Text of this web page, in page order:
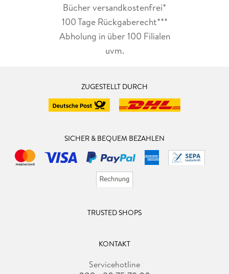
Bücher versandkostenfrei*
100 Tage Rückgaberecht***
Abholung in über 100 Filialen
uvm.
ZUGESTELLT DURCH
SICHER & BEQUEM BEZAHLEN
TRUSTED SHOPS
KONTAKT
Servicehotline